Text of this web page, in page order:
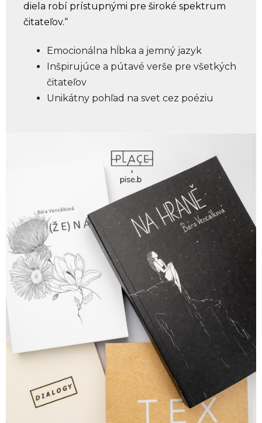
diela robí prístupnými pre široké spektrum
čitateľov.“
Emocionálna hĺbka a jemný jazyk
Inšpirujúce a pútavé verše pre všetkých
čitateľov
Unikátny pohľad na svet cez poéziu